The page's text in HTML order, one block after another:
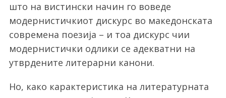
што на вистински начин го воведе
модернистичкиот дискурс во македонската
современа поезија – и тоа дискурс чии
модернистички одлики се адекватни на
утврдените литерарни канони.
Но, како карактеристика на литературната